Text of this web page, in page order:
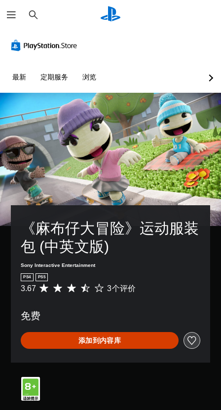
索
最新 定期服务 浏览
《麻布仔大冒险》运动服装
包 (中英文版)
Sony Interactive Entertainment
PS4 PS5
平
价
.
6
（
满
分
3.67 3个评价
免费
添加到内容库